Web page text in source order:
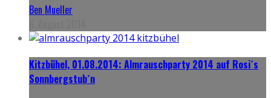
Ben Mueller
Kitzbühel, 01.08.2014: Almrauschparty 2014 auf Rosi´s
Sonnbergstub´n